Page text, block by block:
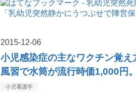
2015-12-06
小児感染症の主なワクチン覚
風習で水筒が流行時価1,000円
小児看護学